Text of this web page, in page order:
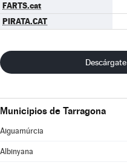
FARTS.cat
PIRATA.CAT
Municipios de Tarragona
Aiguamúrcia
Albinyana